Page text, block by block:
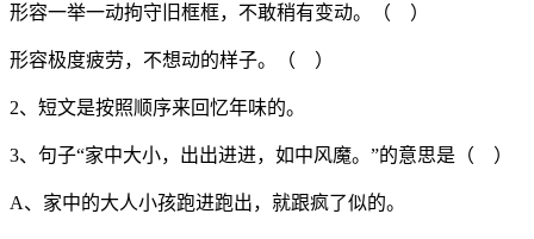
形容一举一动拘守旧框框，不敢稍有变动。（ ）
形容极度疲劳，不想动的样子。（ ）
2、短文是按照顺序来回忆年味的。
3、句子“家中大小，出出进进，如中风魔。”的意思是（ ）
A、家中的大人小孩跑进跑出，就跟疯了似的。